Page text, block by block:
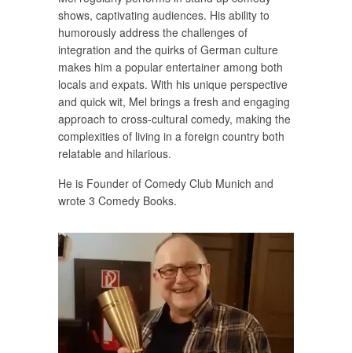
shows, captivating audiences. His ability to
humorously address the challenges of
integration and the quirks of German culture
makes him a popular entertainer among both
locals and expats. With his unique perspective
and quick wit, Mel brings a fresh and engaging
approach to cross-cultural comedy, making the
complexities of living in a foreign country both
relatable and hilarious.
He is Founder of Comedy Club Munich and
wrote 3 Comedy Books.